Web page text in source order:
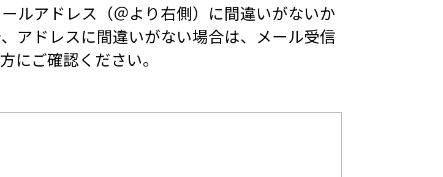
ルアドレス（＠より右側）に間違いがないか
アドレスに間違いがない場合は、メール受信
にご確認ください。